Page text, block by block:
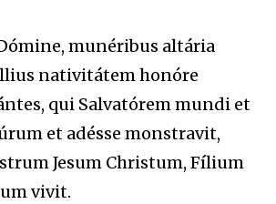
munéribus altária
nativitátem honóre
qui Salvatórem mundi et
et adésse monstravit,
Jesum Christum, Fílium
vivit.